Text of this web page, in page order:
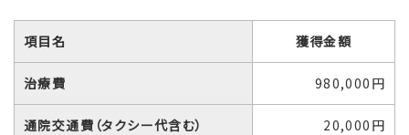
項目名 獲得金額
治療費 980,000円
通院交通費（タクシー代含む） 20,000円